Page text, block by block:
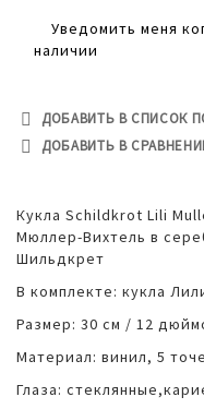
Уведомить меня
наличии
ДОБАВИТЬ В СПИСОК
ДОБАВИТЬ В
Кукла Schildkrot Lili
Мюллер-Вихтель в
Шильдкрет
В комплекте: кукла
Размер: 30 см / 12
Материал: винил, 5
Глаза: